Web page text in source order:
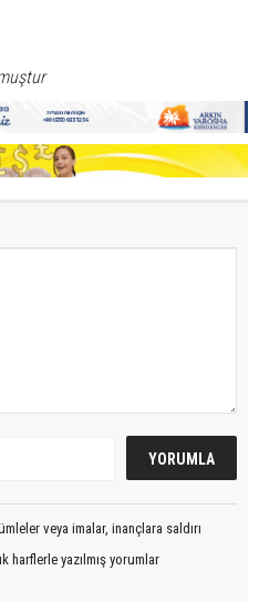
veya imalar, inançlara saldırı
harflerle yazılmış yorumlar